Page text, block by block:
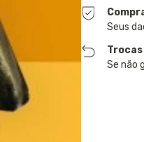
Seus
Se não